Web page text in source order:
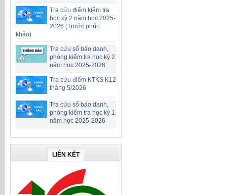
Tra cứu điểm kiểm tra
học kỳ 2 năm học 2025-
2026 (Trước phúc
khảo)
Tra cứu số báo danh,
phòng kiểm tra học kỳ 2
năm học 2025-2026
Tra cứu điểm KTKS K12
tháng 5/2026
Tra cứu số báo danh,
phòng kiểm tra học kỳ 1
năm học 2025-2026
LIÊN KẾT